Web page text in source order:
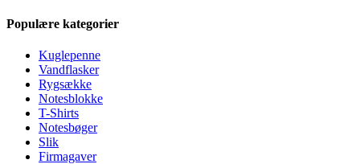
Populære kategorier
Kuglepenne
Vandflasker
Rygsække
Notesblokke
T-Shirts
Notesbøger
Slik
Firmagaver